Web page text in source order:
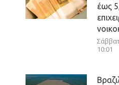
έως
10:01